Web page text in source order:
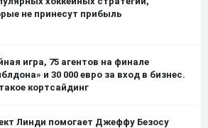
не принесут прибыль
игра, 75 агентов на финале
и 30 000 евро за вход в бизнес.
кортсайдинг
Линди помогает Джеффу Безосу